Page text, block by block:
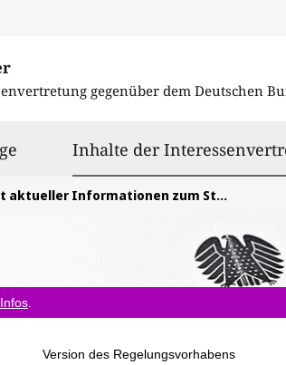
gegenüber dem Deutschen
Inhalte der
Informationen zum Stand des Rentenpakets
Infos
Version des Regelungsvorhabens